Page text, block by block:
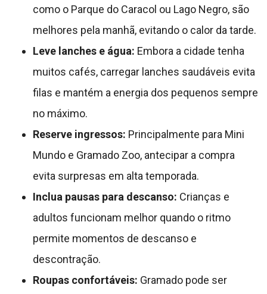
como o Parque do Caracol ou Lago Negro, são
melhores pela manhã, evitando o calor da tarde.
Leve lanches e água: Embora a cidade tenha
muitos cafés, carregar lanches saudáveis evita
filas e mantém a energia dos pequenos sempre
no máximo.
Reserve ingressos: Principalmente para Mini
Mundo e Gramado Zoo, antecipar a compra
evita surpresas em alta temporada.
Inclua pausas para descanso: Crianças e
adultos funcionam melhor quando o ritmo
permite momentos de descanso e
descontração.
Roupas confortáveis: Gramado pode ser